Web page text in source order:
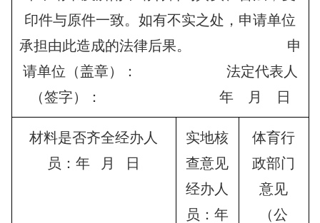
印件与原件一致。如有不实之处，申请单位
承担由此造成的法律后果。 申
请单位（盖章）： 法定代表人
（签字）： 年 月 日
材料是否齐全经办人
员：年 月 日
实地核
查意见
经办人
员：年
体育行
政部门
意见
（公